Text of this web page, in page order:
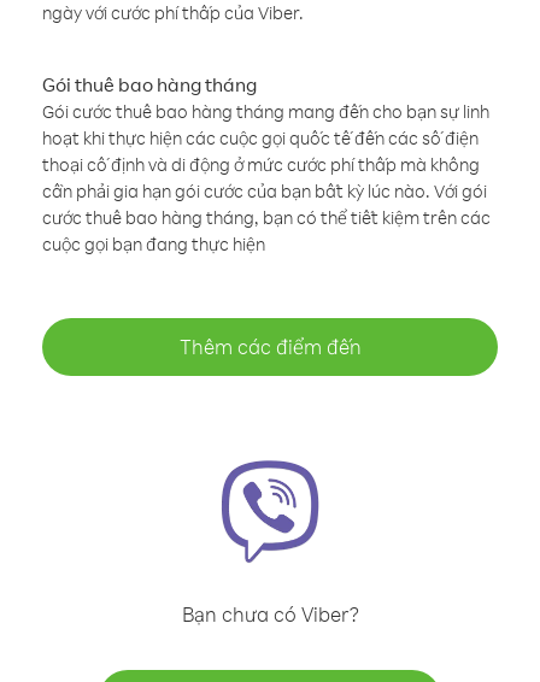
ngày với cước phí thấp của Viber.
Gói thuê bao hàng tháng
Gói cước thuê bao hàng tháng mang đến cho bạn sự linh
hoạt khi thực hiện các cuộc gọi quốc tế đến các số điện
thoại cố định và di động ở mức cước phí thấp mà không
cần phải gia hạn gói cước của bạn bất kỳ lúc nào. Với gói
cước thuê bao hàng tháng, bạn có thể tiết kiệm trên các
cuộc gọi bạn đang thực hiện
Thêm các điểm đến
Bạn chưa có Viber?